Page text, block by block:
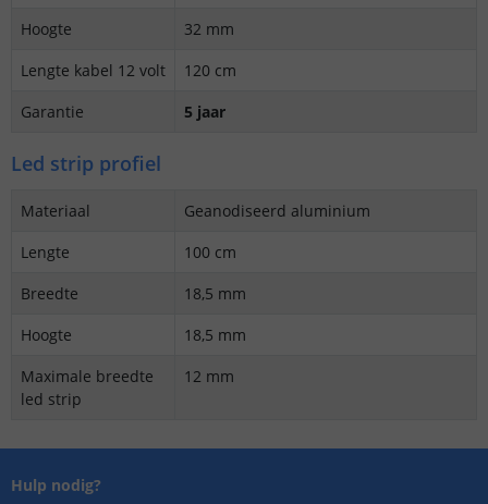
Hoogte
32 mm
Lengte kabel 12 volt
120 cm
Garantie
5 jaar
Led strip profiel
Materiaal
Geanodiseerd aluminium
Lengte
100 cm
Breedte
18,5 mm
Hoogte
18,5 mm
Maximale breedte
led strip
12 mm
Hulp nodig?